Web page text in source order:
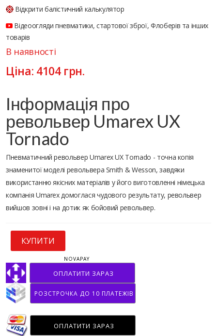
Відкрити балістичний калькулятор
Відеоогляди пневматики, стартової зброї, Флоберів та інших
товарів
В наявності
Ціна: 4104грн.
Інформація про
револьвер Umarex UX
Tornado
Пневматичний револьвер Umarex UX Tornado - точна копія
знаменитої моделі револьвера Smith & Wesson, завдяки
використанню якісних матеріалів у його виготовленні німецька
компанія Umarex домоглася чудового результату, револьвер
вийшов зовні і на дотик як бойовий револьвер.
КУПИТИ
ОПЛАТИТИ ЗАРАЗ
NOVAPAY
РОЗСТРОЧКА ДО 10 ПЛАТЕЖІВ
ОПЛАТИТИ ЗАРАЗ